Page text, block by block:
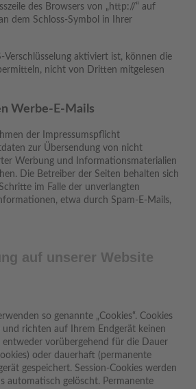
des Browsers von „http://“ auf
dem Schloss-Symbol in Ihrer
Verschlüsselung aktiviert ist, können die
nicht von Dritten mitgelesen
Werbe-E-Mails
der Impressumspflicht
zur Übersendung von nicht
Werbung und Informationsmaterialien
Die Betreiber der Seiten behalten sich
im Falle der unverlangten
etwa durch Spam-E-Mails,
auf unserer Website
so genannte „Cookies“. Cookies
richten auf Ihrem Endgerät keinen
entweder vorübergehend für die Dauer
oder dauerhaft (permanente
gespeichert. Session-Cookies werden
automatisch gelöscht. Permanente